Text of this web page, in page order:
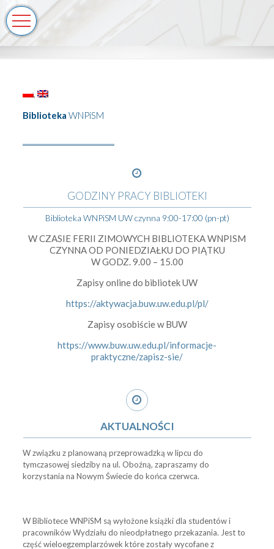
BibliotekaWNPiSM
GODZINY PRACY BIBLIOTEKI
Biblioteka WNPiSM UW czynna 9:00-17:00 (pn-pt)
W CZASIE FERII ZIMOWYCH BIBLIOTEKA WNPISM
CZYNNA OD PONIEDZIAŁKU DO PIĄTKU
W GODZ. 9.00 – 15.00
Zapisy online do bibliotek UW
https://aktywacja.buw.uw.edu.pl/pl/
Zapisy osobiście w BUW
https://www.buw.uw.edu.pl/informacje-
praktyczne/zapisz-sie/
AKTUALNOŚCI
W związku z planowaną przeprowadzką w lipcu do
tymczasowej siedziby na ul. Oboźną, zapraszamy do
korzystania na Nowym Świecie do końca czerwca.
W Bibliotece WNPiSM są wyłożone książki dla studentów i
pracowników Wydziału do nieodpłatnego przekazania. Jest to
część wieloegzemplarzówek które zostały wycofane z